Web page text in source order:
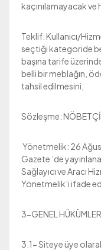
kaçınılamayacak ve
Teklif: Kullanıcı/
seçtiği kategoride
başına tarife
belli bir meblağın,
tahsil edilmesini,
Sözleşme: NÖBETÇİ
Yönetmelik: 26
Gazete ’de
Sağlayıcı ve Aracı
Yönetmelik’i ifade
3-GENEL HÜKÜMLER
3.1- Siteye üye